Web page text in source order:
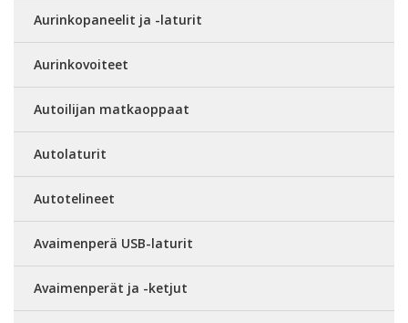
Aurinkopaneelit ja -laturit
Aurinkovoiteet
Autoilijan matkaoppaat
Autolaturit
Autotelineet
Avaimenperä USB-laturit
Avaimenperät ja -ketjut